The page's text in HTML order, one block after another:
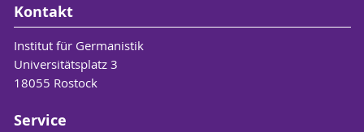
Kontakt
Institut für Germanistik
Universitätsplatz 3
18055 Rostock
Service